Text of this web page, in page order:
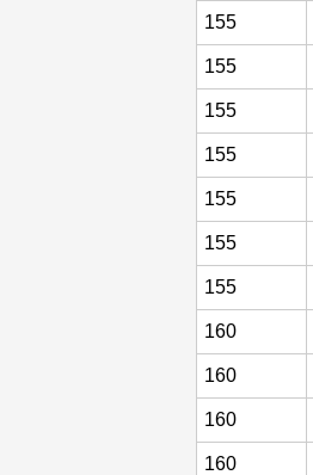
155
155
155
155
155
155
155
160
160
160
160